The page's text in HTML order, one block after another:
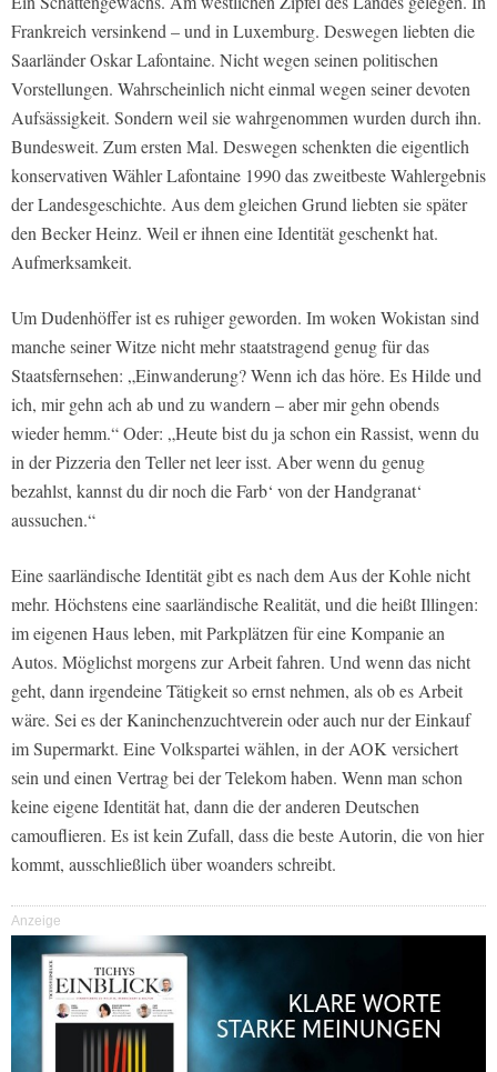
Frankreich versinkend – und in Luxemburg. Deswegen liebten die
Saarländer Oskar Lafontaine. Nicht wegen seinen politischen
Vorstellungen. Wahrscheinlich nicht einmal wegen seiner devoten
Aufsässigkeit. Sondern weil sie wahrgenommen wurden durch ihn.
Bundesweit. Zum ersten Mal. Deswegen schenkten die eigentlich
konservativen Wähler Lafontaine 1990 das zweitbeste Wahlergebnis
der Landesgeschichte. Aus dem gleichen Grund liebten sie später
den Becker Heinz. Weil er ihnen eine Identität geschenkt hat.
Aufmerksamkeit.
Um Dudenhöffer ist es ruhiger geworden. Im woken Wokistan sind
manche seiner Witze nicht mehr staatstragend genug für das
Staatsfernsehen: „Einwanderung? Wenn ich das höre. Es Hilde und
ich, mir gehn ach ab und zu wandern – aber mir gehn obends
wieder hemm.“ Oder: „Heute bist du ja schon ein Rassist, wenn du
in der Pizzeria den Teller net leer isst. Aber wenn du genug
bezahlst, kannst du dir noch die Farb‘ von der Handgranat‘
aussuchen.“
Eine saarländische Identität gibt es nach dem Aus der Kohle nicht
mehr. Höchstens eine saarländische Realität, und die heißt Illingen:
im eigenen Haus leben, mit Parkplätzen für eine Kompanie an
Autos. Möglichst morgens zur Arbeit fahren. Und wenn das nicht
geht, dann irgendeine Tätigkeit so ernst nehmen, als ob es Arbeit
wäre. Sei es der Kaninchenzuchtverein oder auch nur der Einkauf
im Supermarkt. Eine Volkspartei wählen, in der AOK versichert
sein und einen Vertrag bei der Telekom haben. Wenn man schon
keine eigene Identität hat, dann die der anderen Deutschen
camouflieren. Es ist kein Zufall, dass die beste Autorin, die von hier
kommt, ausschließlich über woanders schreibt.
Anzeige